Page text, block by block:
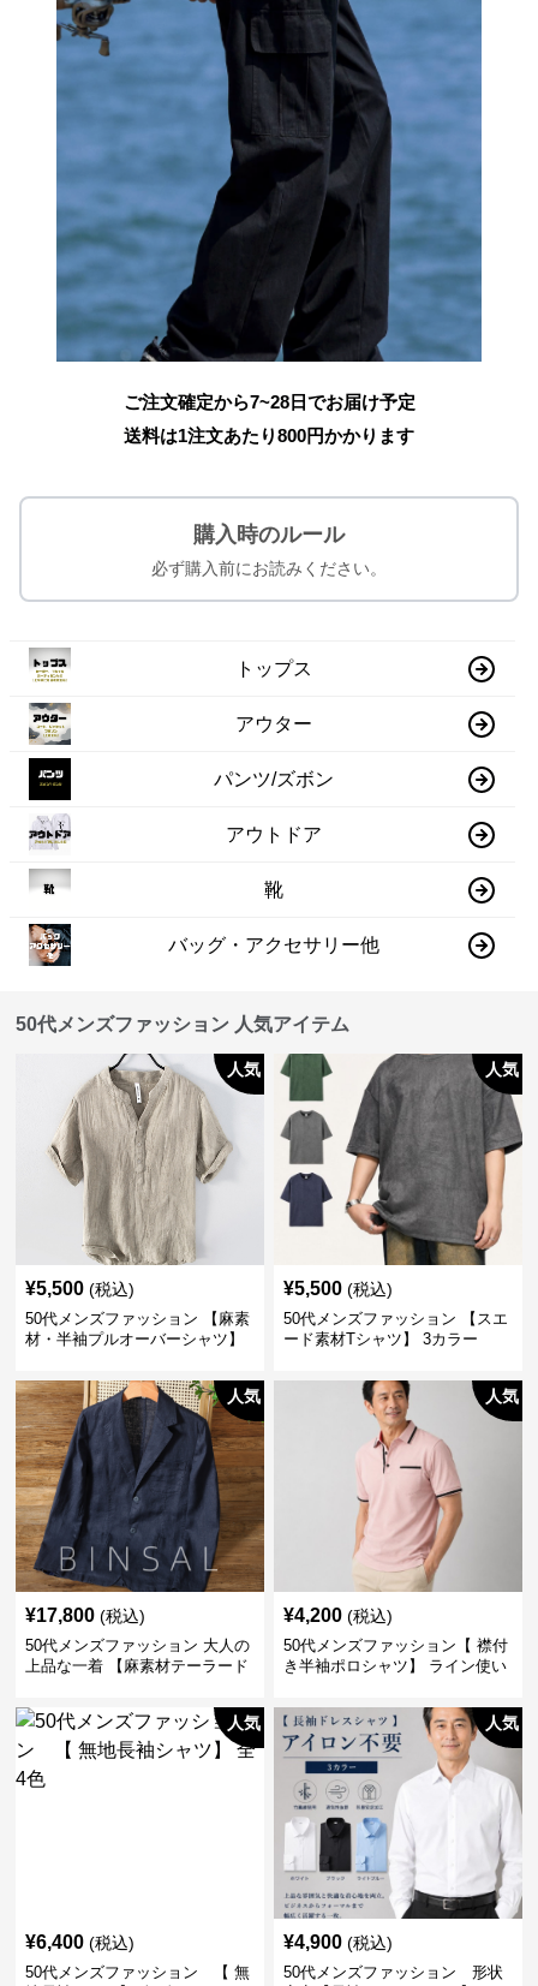
ご注文確定から7~28日でお届け予定
送料は1注文あたり800円かかります
購入時のルール
必ず購入前にお読みください。
トップス
アウター
パンツ/ズボン
アウトドア
靴
バッグ・アクセサリー他
50代メンズファッション 人気アイテム
人気
¥5,500 (税込)
50代メンズファッション 【麻素
材・半袖プルオーバーシャツ】
人気
¥5,500 (税込)
50代メンズファッション 【スエ
ード素材Tシャツ】 3カラー
人気
¥17,800 (税込)
50代メンズファッション 大人の
上品な一着 【麻素材テーラード
人気
¥4,200 (税込)
50代メンズファッション【 襟付
き半袖ポロシャツ】 ライン使い
人気
¥6,400 (税込)
50代メンズファッション 【 無
人気
¥4,900 (税込)
50代メンズファッション 形状